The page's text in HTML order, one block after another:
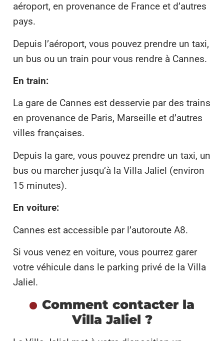
aéroport, en provenance de France et d’autres
pays.
Depuis l’aéroport, vous pouvez prendre un taxi,
un bus ou un train pour vous rendre à Cannes.
En train:
La gare de Cannes est desservie par des trains
en provenance de Paris, Marseille et d’autres
villes françaises.
Depuis la gare, vous pouvez prendre un taxi, un
bus ou marcher jusqu’à la Villa Jaliel (environ
15 minutes).
En voiture:
Cannes est accessible par l’autoroute A8.
Si vous venez en voiture, vous pourrez garer
votre véhicule dans le parking privé de la Villa
Jaliel.
Comment contacter la
Villa Jaliel ?